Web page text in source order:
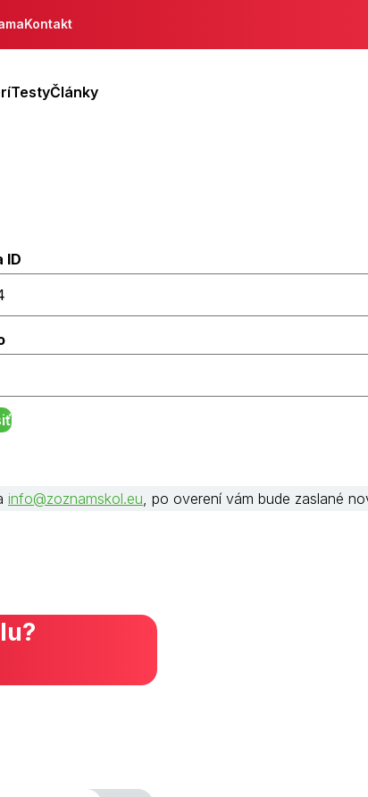
Kontakt
TestyČlánky
ID
info@zoznamskol.eu , po overení vám bude zaslané